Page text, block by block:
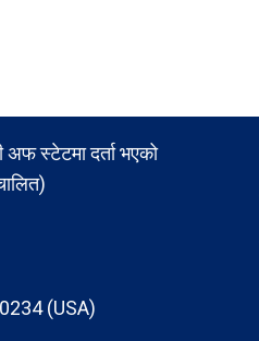
अफ स्टेटमा दर्ता भएको
(USA)